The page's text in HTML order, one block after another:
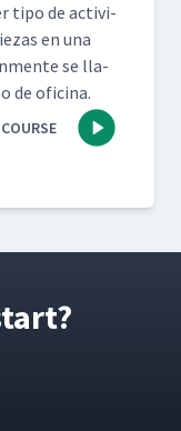
tipo de activi­
en una
se lla­
de oficina.